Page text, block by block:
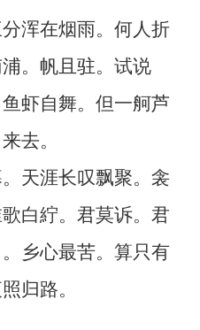
浑在烟雨。何人折
。帆且驻。试说
虾自舞。但一舸芦
去。
天涯长叹飘聚。衾
白紵。君莫诉。君
乡心最苦。算只有
归路。